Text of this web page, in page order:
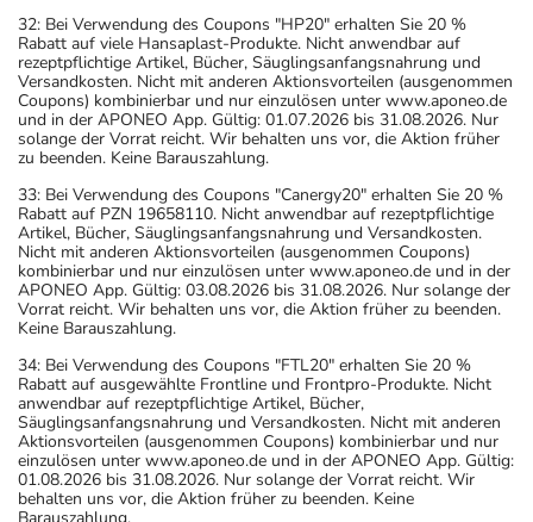
32: Bei Verwendung des Coupons "HP20" erhalten Sie 20 %
Rabatt auf viele Hansaplast-Produkte. Nicht anwendbar auf
rezeptpflichtige Artikel, Bücher, Säuglingsanfangsnahrung und
Versandkosten. Nicht mit anderen Aktionsvorteilen (ausgenommen
Coupons) kombinierbar und nur einzulösen unter www.aponeo.de
und in der APONEO App. Gültig: 01.07.2026 bis 31.08.2026. Nur
solange der Vorrat reicht. Wir behalten uns vor, die Aktion früher
zu beenden. Keine Barauszahlung.
33: Bei Verwendung des Coupons "Canergy20" erhalten Sie 20 %
Rabatt auf PZN 19658110. Nicht anwendbar auf rezeptpflichtige
Artikel, Bücher, Säuglingsanfangsnahrung und Versandkosten.
Nicht mit anderen Aktionsvorteilen (ausgenommen Coupons)
kombinierbar und nur einzulösen unter www.aponeo.de und in der
APONEO App. Gültig: 03.08.2026 bis 31.08.2026. Nur solange der
Vorrat reicht. Wir behalten uns vor, die Aktion früher zu beenden.
Keine Barauszahlung.
34: Bei Verwendung des Coupons "FTL20" erhalten Sie 20 %
Rabatt auf ausgewählte Frontline und Frontpro-Produkte. Nicht
anwendbar auf rezeptpflichtige Artikel, Bücher,
Säuglingsanfangsnahrung und Versandkosten. Nicht mit anderen
Aktionsvorteilen (ausgenommen Coupons) kombinierbar und nur
einzulösen unter www.aponeo.de und in der APONEO App. Gültig:
01.08.2026 bis 31.08.2026. Nur solange der Vorrat reicht. Wir
behalten uns vor, die Aktion früher zu beenden. Keine